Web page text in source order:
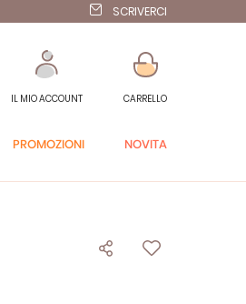
SCRIVERCI
IL MIO ACCOUNT CARRELLO
PROMOZIONI NOVITÀ